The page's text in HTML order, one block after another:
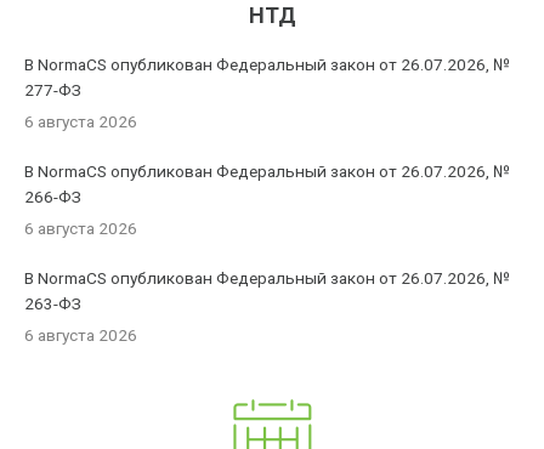
НТД
В NormaCS опубликован Федеральный закон от 26.07.2026, №
277-ФЗ
6 августа 2026
В NormaCS опубликован Федеральный закон от 26.07.2026, №
266-ФЗ
6 августа 2026
В NormaCS опубликован Федеральный закон от 26.07.2026, №
263-ФЗ
6 августа 2026